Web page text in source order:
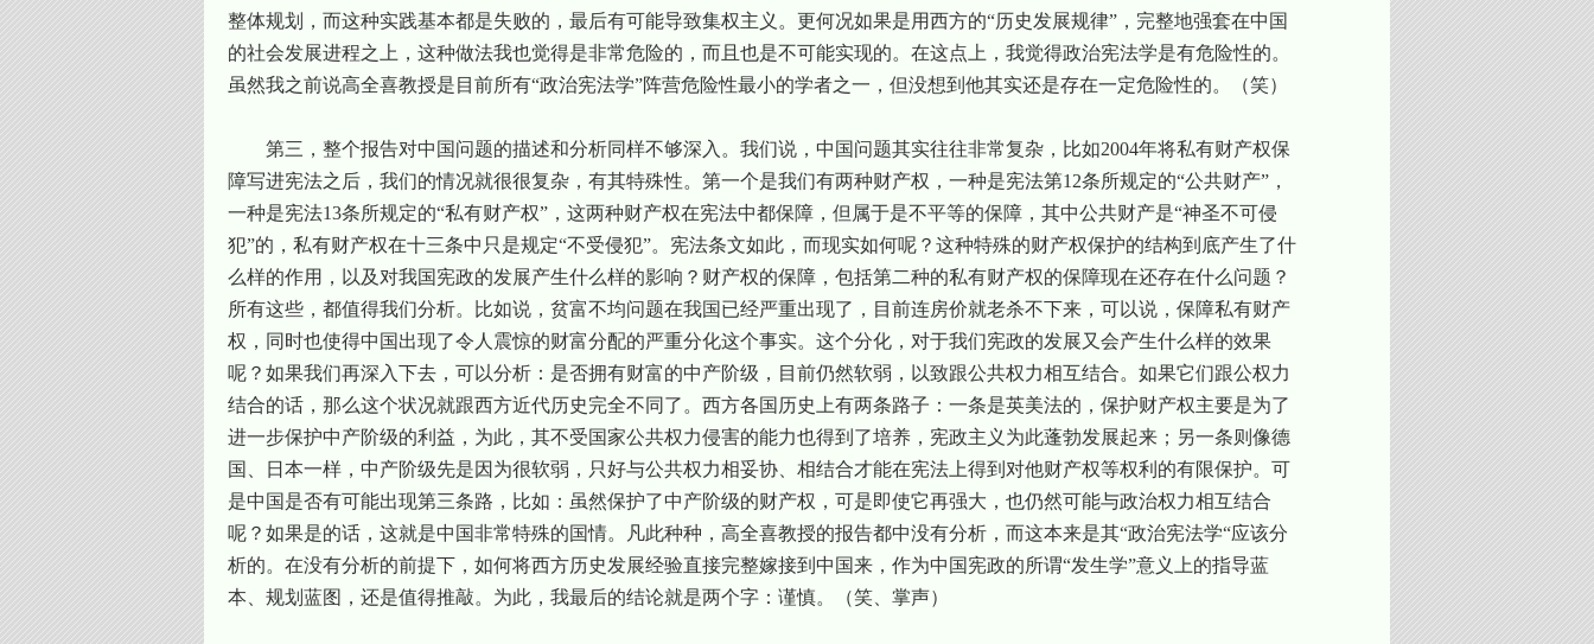
整体规划，而这种实践基本都是失败的，最后有可能导致集权主义。更何况如果是用西方的“历史发展规律”，完整地强套在中国
的社会发展进程之上，这种做法我也觉得是非常危险的，而且也是不可能实现的。在这点上，我觉得政治宪法学是有危险性的。
虽然我之前说高全喜教授是目前所有“政治宪法学”阵营危险性最小的学者之一，但没想到他其实还是存在一定危险性的。（笑）
第三，整个报告对中国问题的描述和分析同样不够深入。我们说，中国问题其实往往非常复杂，比如2004年将私有财产权保
障写进宪法之后，我们的情况就很很复杂，有其特殊性。第一个是我们有两种财产权，一种是宪法第12条所规定的“公共财产”，
一种是宪法13条所规定的“私有财产权”，这两种财产权在宪法中都保障，但属于是不平等的保障，其中公共财产是“神圣不可侵
犯”的，私有财产权在十三条中只是规定“不受侵犯”。宪法条文如此，而现实如何呢？这种特殊的财产权保护的结构到底产生了什
么样的作用，以及对我国宪政的发展产生什么样的影响？财产权的保障，包括第二种的私有财产权的保障现在还存在什么问题？
所有这些，都值得我们分析。比如说，贫富不均问题在我国已经严重出现了，目前连房价就老杀不下来，可以说，保障私有财产
权，同时也使得中国出现了令人震惊的财富分配的严重分化这个事实。这个分化，对于我们宪政的发展又会产生什么样的效果
呢？如果我们再深入下去，可以分析：是否拥有财富的中产阶级，目前仍然软弱，以致跟公共权力相互结合。如果它们跟公权力
结合的话，那么这个状况就跟西方近代历史完全不同了。西方各国历史上有两条路子：一条是英美法的，保护财产权主要是为了
进一步保护中产阶级的利益，为此，其不受国家公共权力侵害的能力也得到了培养，宪政主义为此蓬勃发展起来；另一条则像德
国、日本一样，中产阶级先是因为很软弱，只好与公共权力相妥协、相结合才能在宪法上得到对他财产权等权利的有限保护。可
是中国是否有可能出现第三条路，比如：虽然保护了中产阶级的财产权，可是即使它再强大，也仍然可能与政治权力相互结合
呢？如果是的话，这就是中国非常特殊的国情。凡此种种，高全喜教授的报告都中没有分析，而这本来是其“政治宪法学“应该分
析的。在没有分析的前提下，如何将西方历史发展经验直接完整嫁接到中国来，作为中国宪政的所谓“发生学”意义上的指导蓝
本、规划蓝图，还是值得推敲。为此，我最后的结论就是两个字：谨慎。（笑、掌声）